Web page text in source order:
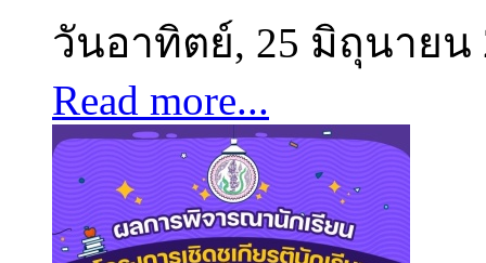
วันอาทิตย์, 25 มิถุนายน
Read more...